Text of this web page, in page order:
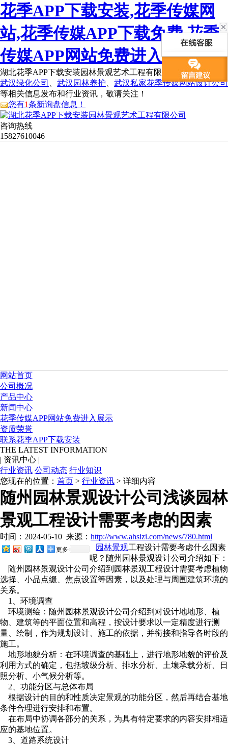
花季APP下载安装,花季传媒网
站,花季传媒APP下载免费,花季
传媒APP网站免费进入
湖北花季APP下载安装园林景观艺术工程有限公司为您免费提供
武汉绿化公司
武汉园林养护
武汉私家花季传媒网站设计公司
等相关信息发布和行业资讯，敬请关注！
您有1条新询盘信息！
咨询热线
15827610046
网站首页
公司概况
产品中心
新闻中心
花季传媒APP网站免费进入展示
资质荣誉
联系花季APP下载安装
THE LATEST INFORMATION
| 资讯中心 |
行业资讯 公司动态 行业知识
您现在的位置： 首页 > 行业资讯 > 详细内容
随州园林景观设计公司浅谈园林
景观工程设计需要考虑的因素
时间：2024-05-10 来源： http://www.ahsizi.com/news/780.html
更多 园林景观工程设计需要考虑什么因素
呢？随州园林景观设计公司介绍如下：
随州园林景观设计公司介绍到园林景观工程设计需要考虑植物
选择、小品点缀、焦点设置等因素，以及处理与周围建筑环境的
关系。
1、环境调查
环境测绘：随州园林景观设计公司介绍到对设计地地形、植
物、建筑等的平面位置和高程，按设计要求以一定精度进行测
量、绘制，作为规划设计、施工的依据，并衔接和指导各时段的
施工。
地形地貌分析：在环境调查的基础上，进行地形地貌的评价及
利用方式的确定，包括坡级分析、排水分析、土壤承载分析、日
照分析、小气候分析等。
2、功能分区与总体布局
根据设计的目的和性质决定景观的功能分区，然后再结合基地
条件合理进行安排和布置。
在布局中协调各部分的关系，为具有特定要求的内容安排相适
应的基地位置。
3、道路系统设计